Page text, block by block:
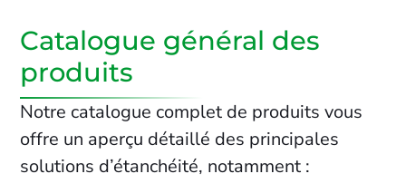
Catalogue général des
produits
Notre catalogue complet de produits vous
offre un aperçu détaillé des principales
solutions d’étanchéité, notamment :